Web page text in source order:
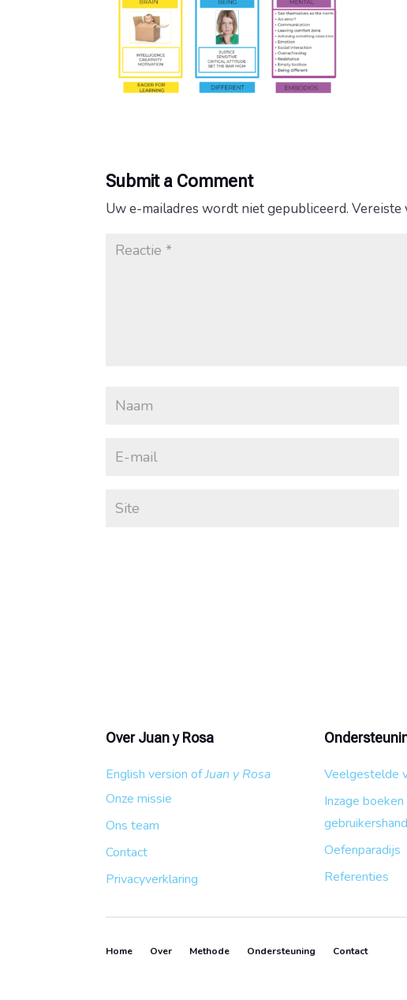
Submit a Comment
Uw e-mailadres wordt niet gepubliceerd. Vereiste
Over Juan y Rosa
English version ofJuan y Rosa
Onze missie
Ons team
Contact
Privacyverklaring
Veelgestelde
Inzage boeken
Oefenparadijs
Referenties
Home Over Methode Ondersteuning Contact